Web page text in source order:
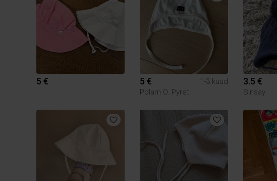
5 € 5 €
1-3 kuud
Polarn O. Pyret
3.5 €
Sinsay